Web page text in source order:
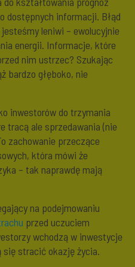
dostępnych informacji. Błąd
leniwi – ewolucyjnie
energii. Informacje, które
nim ustrzec? Szukając
bardzo głęboko, nie
inwestorów do trzymania
tracą ale sprzedawania (nie
zachowanie przeczące
która mówi że
– tak naprawdę mają
na podejmowaniu
przed uczuciem
wchodzą w inwestycje
stracić okazję życia.